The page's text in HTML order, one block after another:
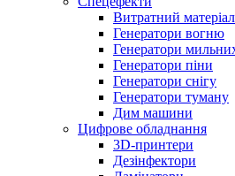
Витратний матеріал
Генератори вогню
Генератори
Генератори піни
Генератори снігу
Генератори туману
Дим машини
Цифрове обладнання
3D-принтери
Дезінфектори